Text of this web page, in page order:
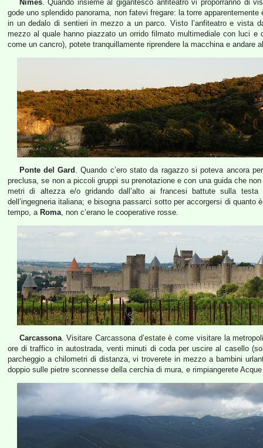
Nimes. Quando insieme al gigantesco anfiteatro vi proporranno di
gode uno splendido panorama, non fatevi fregare: la torre
in un dedalo di sentieri in mezzo a un parco. Visto l’anfiteatro e vista
mezzo al quale hanno piazzato un orrido filmato multimediale con luci
come un cancro), potete tranquillamente riprendere la macchina e andare
Ponte del Gard . Quando c’ero stato da ragazzo si poteva ancora
preclusa, se non a piccoli gruppi su prenotazione e con una guida che
metri di altezza e/o gridando dall’alto ai francesi battute sulla
dell’ingegneria italiana; e bisogna passarci sotto per accorgersi di
tempo, a Roma, non c’erano le cooperative rosse.
Carcassona. Visitare Carcassona d’estate è come visitare la
ore di traffico in autostrada, venti minuti di coda per uscire al casello
parcheggio a chilometri di distanza, vi troverete in mezzo a bambini
doppio sulle pietre sconnesse della cerchia di mura, e rimpiangerete